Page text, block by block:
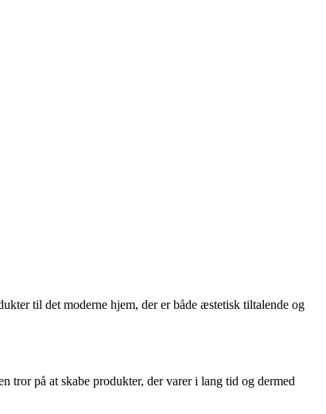
til det moderne hjem, der er både æstetisk tiltalende og
på at skabe produkter, der varer i lang tid og dermed